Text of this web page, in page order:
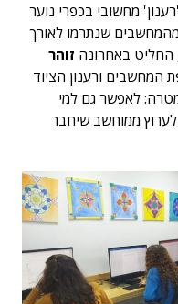
מחשובי בכפרי נוער
שנתרמו לאורך
החליט באחרונה זוהר
המחשבים ורענון הציוד
לאפשר גם למי
ממוחשב שיחבר